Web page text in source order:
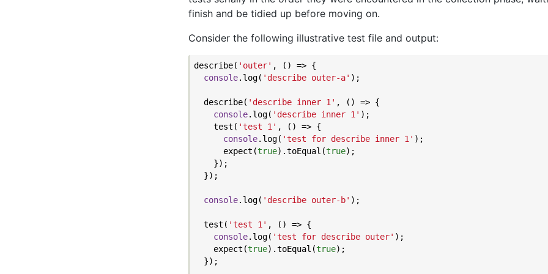
finish and be tidied up before moving on.
Consider the following illustrative test file and output:
describe( 'outer' , () => {
console.log( 'describe outer-a' );
  describe(
'describe inner 1' , () => {
console.log( 'describe inner 1' );
    test(
'test 1' , () => {
console.log( 'test for describe inner 1' );
      expect(
true).toEqual(true);
    });
  });
console.log( 'describe outer-b' );
  test(
'test 1' , () => {
console.log( 'test for describe outer' );
    expect(
true).toEqual(true);
  });